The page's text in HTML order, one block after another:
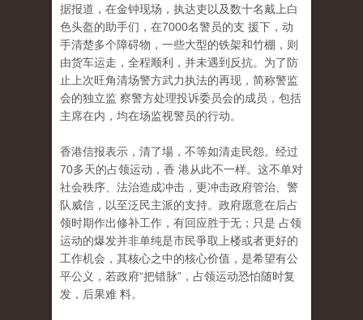
据报道，在金钟现场，执达吏以及数十名戴上白
色头盔的助手们，在7000名警员的支 援下，动
手清楚多个障碍物，一些大型的铁架和竹棚，则
由货车运走，全程顺利，并未遇到反抗。为了防
止上次旺角清场警方武力执法的再现，简称警监
会的独立监 察警方处理投诉委员会的成员，包括
主席在内，均在场监视警员的行动。
香港信报表示，清了場，不等如清走民怨。经过
70多天的占领运动，香 港从此不一样。这不单对
社会秩序、法治造成冲击，更冲击政府管治、警
队威信，以至泛民主派的支持。政府愿意在后占
领时期作出修补工作，有回应胜于无；只是 占领
运动的爆发并非单纯是市民爭取上楼或者更好的
工作机会，其核心之中的核心价值，是希望有公
平公义，若政府“把错脉”，占领运动恐怕随时复
发，后果难 料。